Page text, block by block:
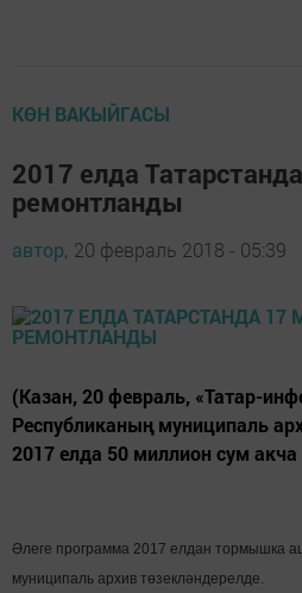
КӨН ВАКЫЙГАСЫ
2017 елда
ремонтланды
автор, 20 февраль 2018 - 05:39
(Казан, 20 февраль, «Татар-
Республиканың муниципаль
2017 елда 50 миллион сум
Әлеге программа 2017 елдан тормышка
муниципаль архив төзекләндерелде.